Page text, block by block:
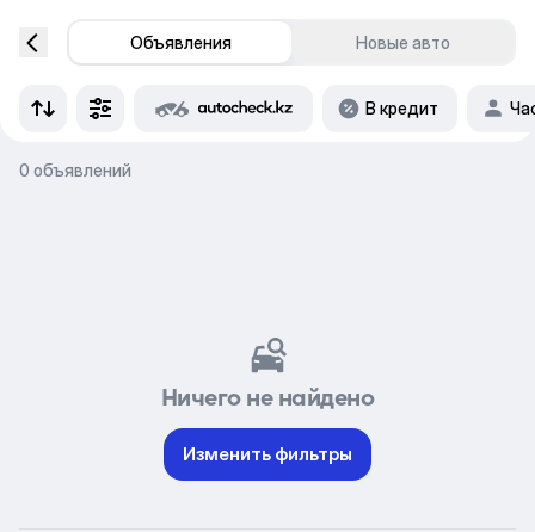
Объявления Новые авто
В кредит
0 объявлений
Ничего не найдено
Изменить фильтры